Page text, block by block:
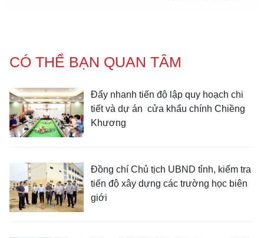
CÓ THỂ BẠN QUAN TÂM
Đẩy nhanh tiến độ lập quy hoạch chi
tiết và dự án cửa khẩu chính Chiềng
Khương
Đồng chí Chủ tịch UBND tỉnh, kiểm tra
tiến độ xây dựng các trường học biên
giới